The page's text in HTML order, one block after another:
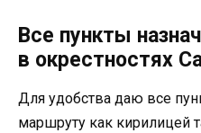
Все пункты
в окрестностях
Для удобства даю все
маршруту как кирилицей